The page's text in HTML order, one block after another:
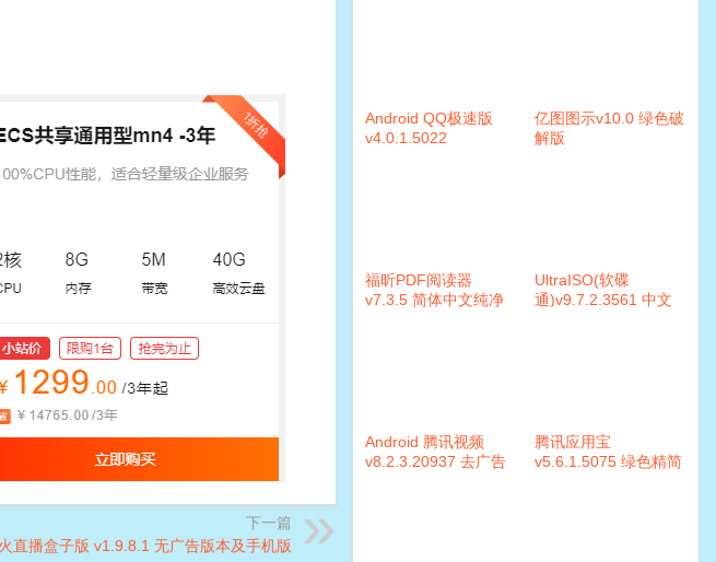
下一篇
直播盒子版 v1.9.8.1 无广告版本及手机版
Android QQ极速版
v4.0.1.5022
亿图图示v10.0 绿色破
解版
福昕PDF阅读器
v7.3.5 简体中文纯净
UltraISO(软碟
通)v9.7.2.3561 中文
Android 腾讯视频
v8.2.3.20937 去广告
腾讯应用宝
v5.6.1.5075 绿色精简